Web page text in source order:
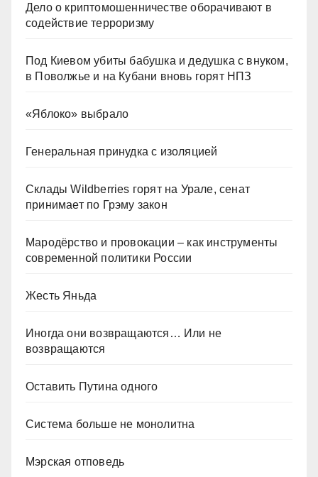
Дело о криптомошенничестве оборачивают в
содействие терроризму
Под Киевом убиты бабушка и дедушка с внуком,
в Поволжье и на Кубани вновь горят НПЗ
«Яблоко» выбрало
Генеральная принудка с изоляцией
Склады Wildberries горят на Урале, сенат
принимает по Грэму закон
Мародёрство и провокации – как инструменты
современной политики России
Жесть Яньда
Иногда они возвращаются… Или не
возвращаются
Оставить Путина одного
Система больше не монолитна
Мэрская отповедь